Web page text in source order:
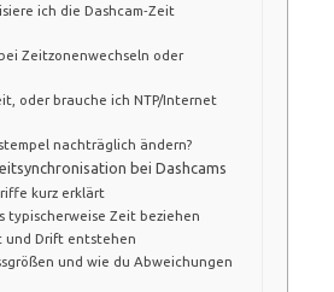
ich die Dashcam‑Zeit
Zeitzonenwechseln oder
oder brauche ich NTP/Internet
nachträglich ändern?
bei Dashcams
kurz erklärt
typischerweise Zeit beziehen
und Drift entstehen
und wie du Abweichungen